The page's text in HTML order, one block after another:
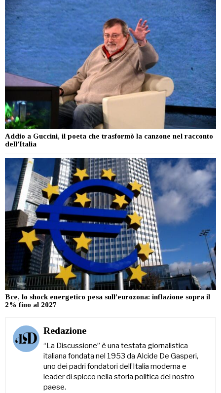
Addio a Guccini, il poeta che trasformò la canzone nel racconto
dell’Italia
Bce, lo shock energetico pesa sull’eurozona: inflazione sopra il
2% fino al 2027
Redazione
“La Discussione” è una testata giornalistica
italiana fondata nel 1953 da Alcide De Gasperi,
uno dei padri fondatori dell’Italia moderna e
leader di spicco nella storia politica del nostro
paese.